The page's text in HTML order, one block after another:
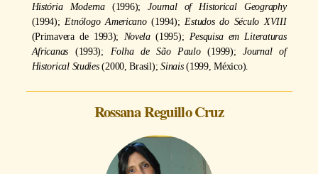
História Moderna (1996);Journal of Historical Geography
(1994); Etnólogo Americano(1994); Estudos do Século XVIII
(Primavera de 1993); Novela(1995); Pesquisa em Literaturas
Africanas (1993); Folha de São Paulo(1999); Journal of
Historical Studies(2000, Brasil);Sinais(1999, México).
Rossana Reguillo Cruz